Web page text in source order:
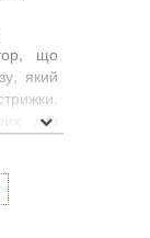
що
який
лез
та